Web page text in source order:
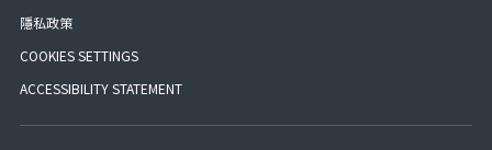
隱私政策
COOKIES SETTINGS
ACCESSIBILITY STATEMENT